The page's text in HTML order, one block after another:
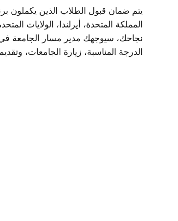
المملكة المتحدة، أيرلندا، الولايات
نجاحك، سيوجهك مدير مسار الجامعة
الدرجة المناسبة، زيارة الجامعات،